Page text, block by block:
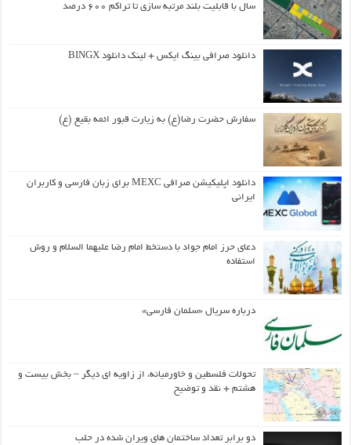
سال با قابلیت بلند مرتبه سازی تا تراکم ۶۰۰ درصد
دانلود صرافی بینگ ایکس + لینک دانلود BINGX
سفارش حضرت رضا(ع) به زیارت قبور ائمه بقیع (ع)
دانلود اپلیکیشن صرافی MEXC برای زبان فارسی و کاربران
ایرانی
دعای حرز امام جواد با دستخط امام رضا علیهما السلام و روش
استفاده
درباره سریال «سلمان فارسی»
تحولات فلسطین و خاورمیانه، از زاویه ای دیگر – بخش بیست و
هشتم + نقد و توضیح
دو برابر تعداد ساختمان های ویران شده در حلب